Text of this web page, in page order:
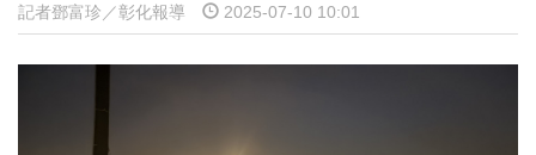
記者鄧富珍／彰化報導 2025-07-10 10:01